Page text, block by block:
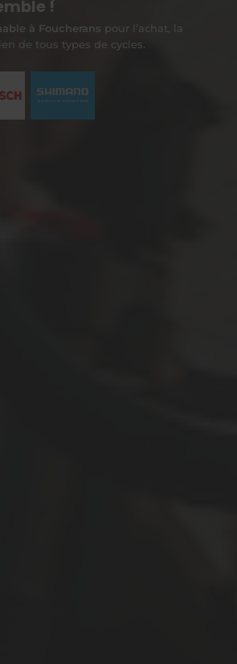
!
à Foucherans pour l’achat, la
de tous types de cycles.